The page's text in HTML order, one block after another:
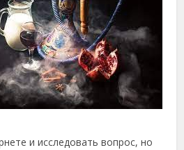
и исследовать вопрос, но